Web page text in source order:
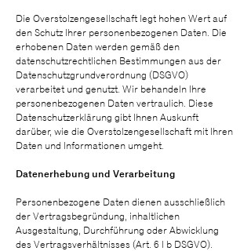
Die Overstolzengesellschaft legt hohen Wert auf
den Schutz Ihrer personenbezogenen Daten. Die
erhobenen Daten werden gemäß den
datenschutzrechtlichen Bestimmungen aus der
Datenschutzgrundverordnung (DSGVO)
verarbeitet und genutzt. Wir behandeln Ihre
personenbezogenen Daten vertraulich. Diese
Datenschutzerklärung gibt Ihnen Auskunft
darüber, wie die Overstolzengesellschaft mit Ihren
Daten und Informationen umgeht.
Datenerhebung und Verarbeitung
Personenbezogene Daten dienen ausschließlich
der Vertragsbegründung, inhaltlichen
Ausgestaltung, Durchführung oder Abwicklung
des Vertragsverhältnisses (Art. 6 I b DSGVO).